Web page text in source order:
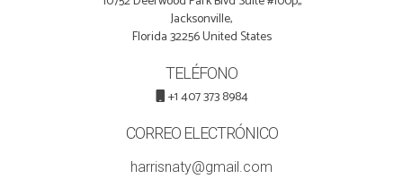
Jacksonville,
Florida 32256 United States
TELÉFONO
+1 407 373 8984
CORREO ELECTRÓNICO
harrisnaty@gmail.com